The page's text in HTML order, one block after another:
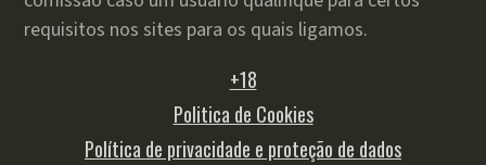
requisitos nos sites para os quais ligamos.
+18
Politica de Cookies
Política de privacidade e proteção de dados